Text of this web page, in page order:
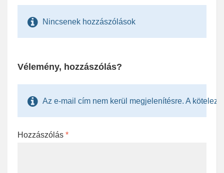
Nincsenek hozzászólások
Vélemény, hozzászólás?
Az e-mail cím nem kerül megjelenítésre. A
Hozzászólás *